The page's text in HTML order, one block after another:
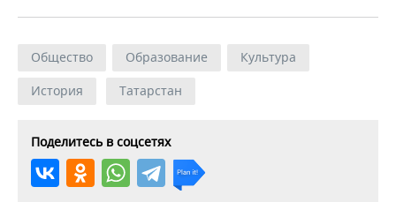
Общество Образование
Культура
История
Татарстан
Поделитесь в соцсетях